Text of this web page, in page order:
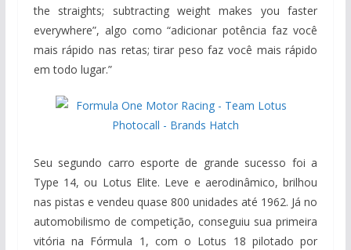
the straights; subtracting weight makes you faster
everywhere”, algo como “adicionar potência faz você
mais rápido nas retas; tirar peso faz você mais rápido
em todo lugar.”
Seu segundo carro esporte de grande sucesso foi a
Type 14, ou Lotus Elite. Leve e aerodinâmico, brilhou
nas pistas e vendeu quase 800 unidades até 1962. Já no
automobilismo de competição, conseguiu sua primeira
vitória na Fórmula 1, com o Lotus 18 pilotado por